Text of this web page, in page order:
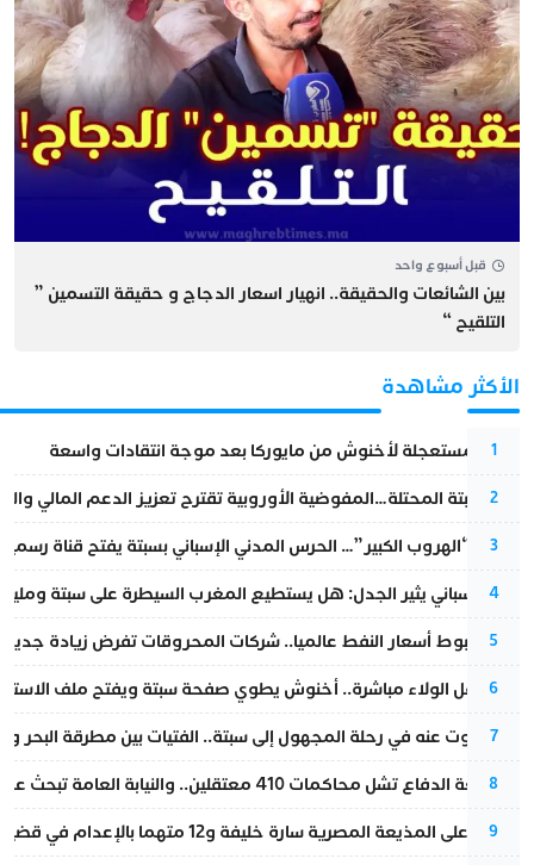
قبل أسبوع واحد
بين الشائعات والحقيقة.. انهيار اسعار الدجاج و حقيقة التسمين ”
التلقيح “
الأكثر مشاهدة
1
عودة مستعجلة لأخنوش من مايوركا بعد موجة انتقادات واسعة
2
أزمة سبتة المحتلة…المفوضية الأوروبية تقترح تعزيز الدعم المالي
3
عملية “الهروب الكبير”… الحرس المدني الإسباني بسبتة يفتح قناة
4
تقرير إسباني يثير الجدل: هل يستطيع المغرب السيطرة على سبتة
5
رغم هبوط أسعار النفط عالميا.. شركات المحروقات تفرض زيادة
6
بعد حفل الولاء مباشرة.. أخنوش يطوي صفحة سبتة ويفتح ملف
7
المسكوت عنه في رحلة المجهول إلى سبتة.. الفتيات بين مطرقة البحر
8
مقاطعة الدفاع تشل محاكمات 410 معتقلين.. والنيابة العامة تبحث عن حل قانوني
9
الحكم على المذيعة المصرية سارة خليفة و12 متهما بالإعدام في قضية هزت بلاد الفراعنة